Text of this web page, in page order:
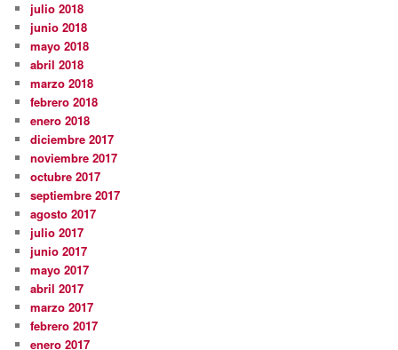
julio 2018
junio 2018
mayo 2018
abril 2018
marzo 2018
febrero 2018
enero 2018
diciembre 2017
noviembre 2017
octubre 2017
septiembre 2017
agosto 2017
julio 2017
junio 2017
mayo 2017
abril 2017
marzo 2017
febrero 2017
enero 2017